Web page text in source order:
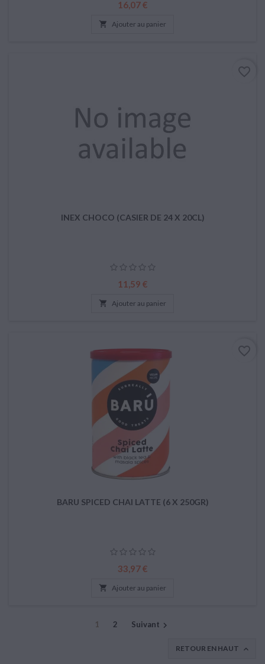
Prix
16,07 €
 Ajouter au panier
INEX CHOCO (CASIER DE 24 X 20CL)
Prix
11,59 €
 Ajouter au panier
favorite_border
BARU SPICED CHAI LATTE (6 X 250GR)
Prix
33,97 €
 Ajouter au panier
favorite_border
1 2 Suivant 
RETOUR EN HAUT 